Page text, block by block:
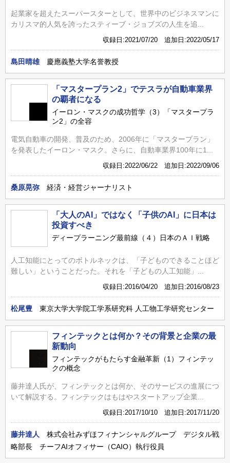
起業家を超えたスーパースターとして、世界中のビジネスマンに
カリスマ的人気を誇ったスティーブ・ジョブズの人生を追...
収録日:2021/07/20 追加日:2022/05/17
島田晴雄 慶應義塾大学名誉教授
「マスタープラン2」でテスラが自動車業界
の覇者になる
イーロン・マスクの成功哲学（3）「マスタープラ
ン2」の全容
電気自動車の開発、普及のため、2006年に「マスタープラン」
を発表したイーロン・マスク。さらに、自動車業界100年に1...
収録日:2022/06/22 追加日:2022/09/06
桑原晃弥 経済・経営ジャーナリスト
「大人のAI」ではなく「子供のAI」に日本は
投資すべき
ディープラーニング最前線（４）日本のＡＩ戦略
人工知能にとってのボトルネックは、「子どものできることほど
難しい」ということだった。それを「子どもの人工知能」...
収録日:2016/04/20 追加日:2016/08/23
松尾豊 東京大学大学院工学系研究科 人工物工学研究センター
フィンテックとは何か？その背景と企業の最
新動向
フィンテックがもたらす金融革新（1）フィンテッ
クの概念
藤井達人氏が、フィンテックとは何か、そのサービスの進展につ
いて解説する。フィンテックはもはやスタートアップ企業...
収録日:2017/10/10 追加日:2017/11/20
藤井達人
株式会社みずほフィナンシャルグループ デジタル戦
略部長 チーフAIオフィサー（CAIO）執行役員